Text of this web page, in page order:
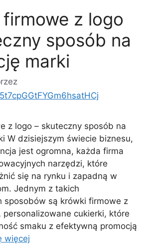
z logo
sposób na
marki
z logo – skuteczny sposób na
W dzisiejszym świecie biznesu,
jest ogromna, każda firma
narzędzi, które
się na rynku i zapadną w
Jednym z takich
sposobów są krówki firmowe z
personalizowane cukierki, które
smaku z efektywną promocją
więcej